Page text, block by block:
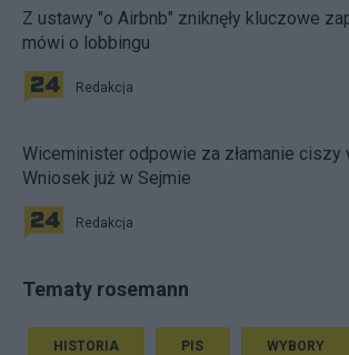
Z ustawy "o Airbnb" zniknęły kluczowe
mówi o lobbingu
Redakcja
Wiceminister odpowie za złamanie ciszy
Wniosek już w Sejmie
Redakcja
Tematy rosemann
HISTORIA PIS WYBORY